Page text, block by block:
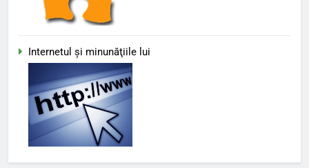
Internetul şi minunăţiile lui